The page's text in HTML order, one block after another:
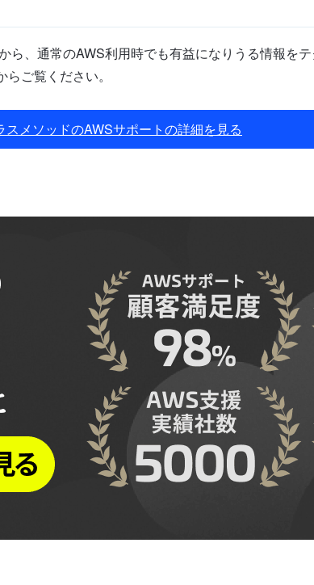
、通常のAWS利用時でも有益になりうる情報を
ご覧ください。
スメソッドのAWSサポートの詳細を見る